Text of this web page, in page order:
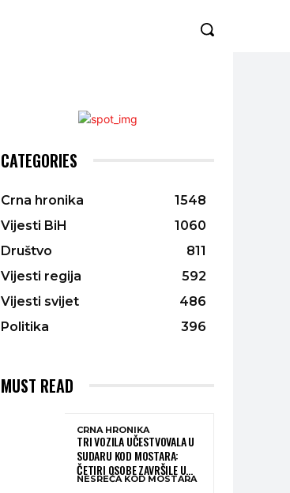
CATEGORIES
Crna hronika
1548
Vijesti BiH
1060
Društvo
811
Vijesti regija
592
Vijesti svijet
486
Politika
396
MUST READ
CRNA HRONIKA
TRI VOZILA UČESTVOVALA U
SUDARU KOD MOSTARA:
ČETIRI OSOBE ZAVRŠILE U
BOLNICI
NESREĆA KOD MOSTARA